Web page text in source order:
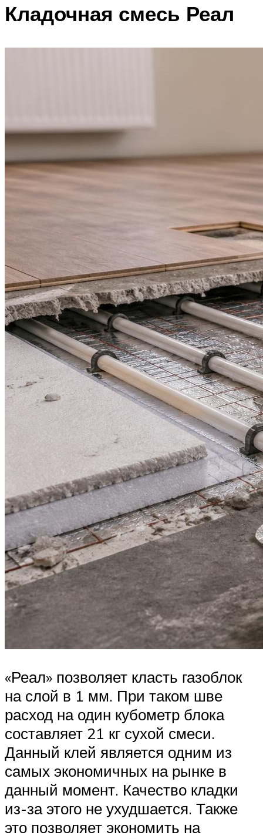
Кладочная смесь Реал
«Реал» позволяет класть газоблок
на слой в 1 мм. При таком шве
расход на один кубометр блока
составляет 21 кг сухой смеси.
Данный клей является одним из
самых экономичных на рынке в
данный момент. Качество кладки
из-за этого не ухудшается. Также
это позволяет экономить на